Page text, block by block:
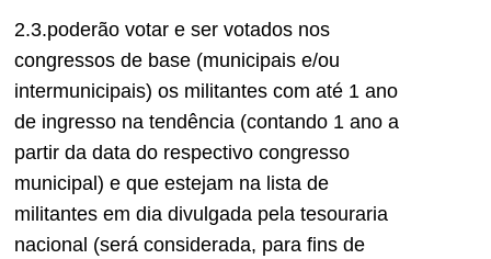
2.3.poderão votar e ser votados nos
congressos de base (municipais e/ou
intermunicipais) os militantes com até 1 ano
de ingresso na tendência (contando 1 ano a
partir da data do respectivo congresso
municipal) e que estejam na lista de
militantes em dia divulgada pela tesouraria
nacional (será considerada, para fins de